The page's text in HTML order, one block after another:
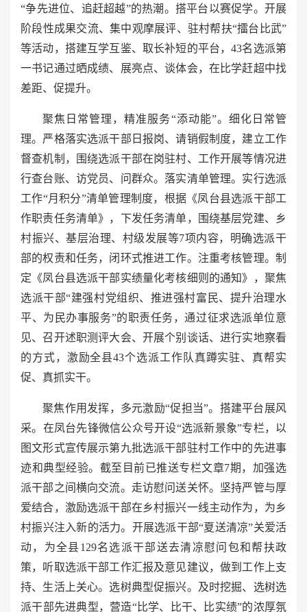
“争先进位、追赶超越”的热潮。搭平台以赛促学。开展
阶段性成果交流、集中观摩展评、驻村帮扶“擂台比武”
等活动，搭建互学互鉴、取长补短的平台，43名选派第
一书记通过晒成绩、展亮点、谈体会，在比学赶超中找
差距、促提升。
聚焦日常管理，精准服务“添动能”。细化日常管
理。严格落实选派干部日报岗、请销假制度，建立工作
督查机制，围绕选派干部在岗驻村、工作开展等情况进
行查台账、访党员、问群众。落实清单管理。实行选派
工作“月积分”清单管理制度，根据《凤台县选派干部工
作职责任务清单》，下发任务清单，围绕基层党建、乡
村振兴、基层治理、村级发展等7项内容，明确选派干
部的权责和任务，闭环式推进工作。注重考核管理。制
定《凤台县选派干部实绩量化考核细则的通知》，聚焦
选派干部“建强村党组织、推进强村富民、提升治理水
平、为民办事服务”的职责任务，通过征求选派单位意
见、召开述职测评大会、开展个别谈话、进行实地察看
的方式，激励全县43个选派工作队真蹲实驻、真帮实
促、真抓实干。
聚焦作用发挥，多元激励“促担当”。搭建平台展风
采。在凤台先锋微信公众号开设“选派新景象”专栏，以
图文形式宣传展示第九批选派干部驻村工作中的先进事
迹和典型经验。截至目前已推送专栏文章7期，加强选
派干部之间横向交流。走访慰问送关怀。坚持严管与厚
爱结合，激励选派干部在乡村振兴一线主动作为，为乡
村振兴注入新的活力。开展选派干部“夏送清凉”关爱活
动，为全县129名选派干部送去清凉慰问包和帮扶政
策，听取选派干部工作汇报及意见建议，做到工作上支
持、生活上关心。选树典型促振兴。及时挖掘、选树选
派干部先进典型，营造“比学、比干、比实绩”的浓厚氛